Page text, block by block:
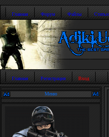
Главная Форум Файлы Статьи
Главная Регистрация Вход
Меню